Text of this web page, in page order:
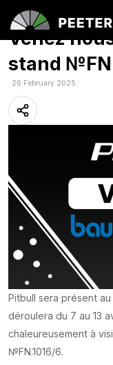
Pitbull
Venez
stand
26 February 2025
Pitbull sera présent
déroulera du 7 au 13
chaleureusement à
№FN.1016/6.